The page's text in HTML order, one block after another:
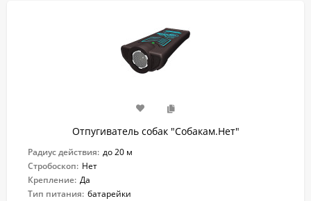
Отпугиватель собак "Собакам.Нет"
Радиус действия: до 20 м
Стробоскоп: Нет
Крепление: Да
Тип питания: батарейки